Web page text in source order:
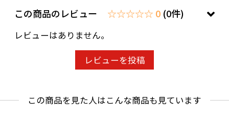
この商品のレビュー ☆☆☆☆☆ 0 (0件)
レビューはありません。
レビューを投稿
この商品を見た人はこんな商品も見ています